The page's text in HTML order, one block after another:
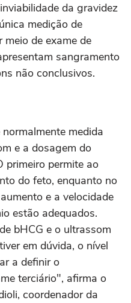
da gravidez
medição de
de exame de
sangramento
não conclusivos.
medida
e a dosagem do
primeiro permite ao
do feto, enquanto no
e a velocidade
estão adequados.
bHCG e o ultrassom
em dúvida, o nível
a definir o
terciário", afirma o
coordenador da